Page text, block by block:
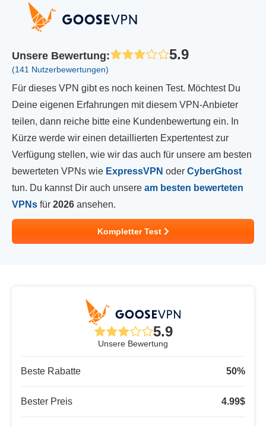
Unsere Bewertung: 5.9
(141 Nutzerbewertungen)
Für dieses VPN gibt es noch keinen Test. Möchtest Du
Deine eigenen Erfahrungen mit diesem VPN-Anbieter
teilen, dann reiche bitte eine Kundenbewertung ein. In
Kürze werde wir einen detaillierten Expertentest zur
Verfügung stellen, wie wir das auch für unsere am besten
bewerteten VPNs wie ExpressVPN oder CyberGhost
tun. Du kannst Dir auch unsere am besten bewerteten
VPNs für 2026 ansehen.
Kompletter Test
5.9
Unsere Bewertung
Beste Rabatte 50%
Bester Preis 4.99$